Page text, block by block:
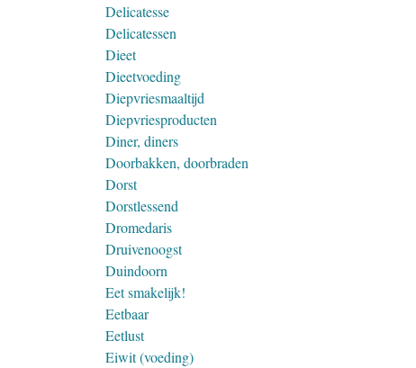
Delicatesse
Delicatessen
Dieet
Dieetvoeding
Diepvriesmaaltijd
Diepvriesproducten
Diner, diners
Doorbakken, doorbraden
Dorst
Dorstlessend
Dromedaris
Druivenoogst
Duindoorn
Eet smakelijk!
Eetbaar
Eetlust
Eiwit (voeding)